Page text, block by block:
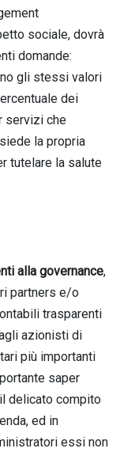
sociale, dovrà
domande:
gli stessi valori
dei
servizi che
la propria
tutelare la salute
alla governance,
partners e/o
trasparenti
azionisti di
più importanti
saper
delicato compito
ed in
essi non